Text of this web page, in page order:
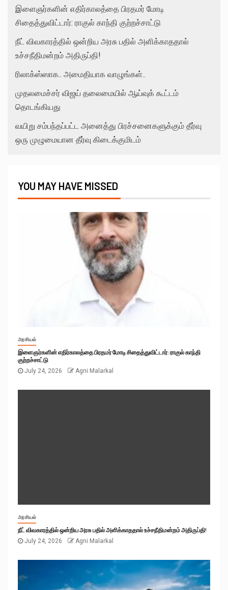
இளைஞர்களின் எதிர்காலத்தை பிரதமர் மோடி
சிதைத்துவிட்டார்: ராகுல் காந்தி குற்றச்சாட்டு
நீட் விவகாரத்தில் ஒன்றிய அரசு பதில் அளிக்காததால்
உச்சநீதிமன்றம் அதிருப்தி!
ரிலாக்ஸ்ஸாக.. அமைதியாக வாழுங்கள்..
முதலமைச்சர் விஜய் தலைமையில் ஆய்வுக் கூட்டம்
தொடங்கியது
வயிறு சம்பந்தப்பட்ட அனைத்து பிரச்சனைகளுக்கும் தீர்வு
ஒரு முழுமையான தீர்வு கிடைக்குமிடம்
YOU MAY HAVE MISSED
அரசியல்
இளைஞர்களின் எதிர்காலத்தை பிரதமர் மோடி சிதைத்துவிட்டார்: ராகுல் காந்தி
குற்றச்சாட்டு
July 24, 2026
Agni Malarkal
அரசியல்
நீட் விவகாரத்தில் ஒன்றிய அரசு பதில் அளிக்காததால் உச்சநீதிமன்றம் அதிருப்தி!
July 24, 2026
Agni Malarkal